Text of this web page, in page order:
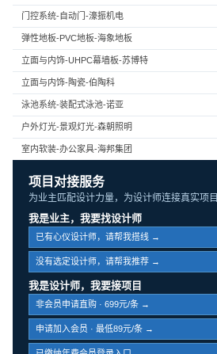
门控系统-自动门-濠振机电
弹性地板-PVC地板-海象地板
立面与内饰-UHPC幕墙板-苏博特
立面与内饰-陶瓷-伯陶科
泳池系统-装配式泳池-诺亚
户外灯光-景观灯光-森朝照明
室内软装-办公家具-海邦集团
项目对接服务
为业主匹配设计力量，为设计师连接真实项目
我是业主，我要找设计师
已有心仪设计师，请帮我搭线 →
没有选定设计师，请帮我推荐 →
我是设计师，我要接项目
非会员申请直购 · 699元/条 →
申请加入会员 · 最低89元/条 →